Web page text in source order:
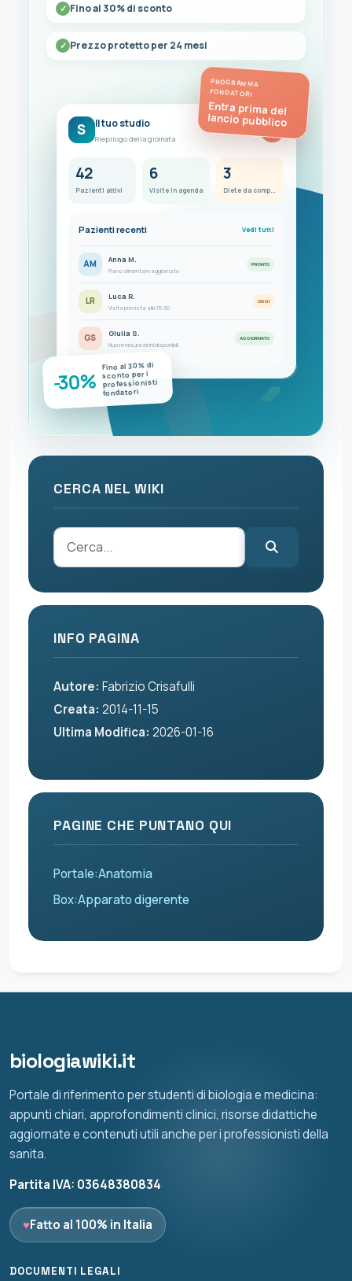
Fino al 30% di sconto
Prezzo protetto per 24 mesi
PROGRAMMA
FONDATORI
Entra prima del
lancio pubblico
S Il tuo studio
Riepilogo della giornata
FC
42
Pazienti attivi
6
Visite in agenda
3
Pazienti recenti Vedi tutti
AM Anna M.
Piano alimentare aggiornato
PRONTO
LR Luca R.
Visita prevista alle 15:30
OGGI
GS Giulia S.
Nuove misurazioni disponibili
AGGIORNATO
-30%
Fino al 30% di
sconto per i
professionisti
fondatori
CERCA NEL WIKI
INFO PAGINA
Autore: Fabrizio Crisafulli
Creata: 2014-11-15
Ultima Modifica: 2026-01-16
PAGINE CHE PUNTANO QUI
Portale:Anatomia
Box:Apparato digerente
biologiawiki.it
Portale di riferimento per studenti di biologia e medicina:
appunti chiari, approfondimenti clinici, risorse didattiche
aggiornate e contenuti utili anche per i professionisti della
sanita.
Partita IVA: 03648380834
♥Fatto al 100% in Italia
DOCUMENTI LEGALI